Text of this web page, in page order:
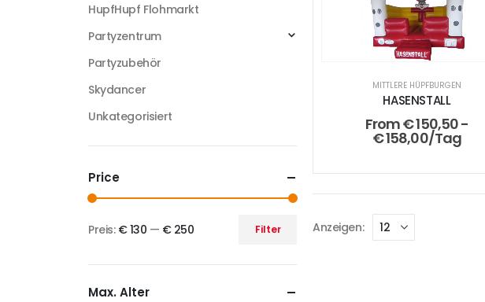
MITTLERE HÜPFBURGEN
HASENSTALL
From€150,50-
€158,00/Tag
Anzeigen:
HupfHupf Flohmarkt
Partyzentrum
Partyzubehör
Skydancer
Unkategorisiert
Price
Filter
Preis: € 130 — € 250
Max. Alter